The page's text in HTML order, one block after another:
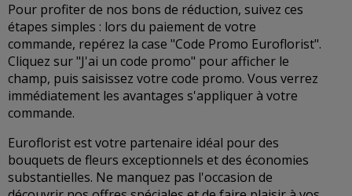
Pour profiter de nos bons de réduction, suivez ces
étapes simples : lors du paiement de votre
commande, repérez la case "Code Promo Euroflorist".
Cliquez sur "J'ai un code promo" pour afficher le
champ, puis saisissez votre code promo. Vous verrez
immédiatement les avantages s'appliquer à votre
commande.
Euroflorist est votre partenaire idéal pour des
bouquets de fleurs exceptionnels et des économies
substantielles. Ne manquez pas l'occasion de